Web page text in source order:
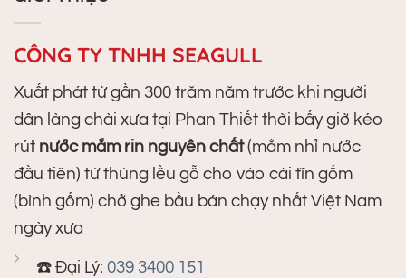
CÔNG TY TNHH SEAGULL
Xuất phát từ gần 300 trăm năm trước khi người
dân làng chài xưa tại Phan Thiết thời bấy giờ kéo
rút nước mắm rin nguyên chất(mắm nhỉ nước
đầu tiên) từ thùng lều gỗ cho vào cái tĩn gốm
(bình gốm) chở ghe bầu bán chạy nhất Việt Nam
ngày xưa
☎️ Đại Lý: 039 3400 151